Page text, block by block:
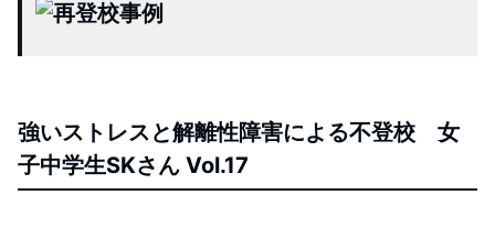
強いストレスと解離性障害による不登校 女
子中学生SKさん Vol.17